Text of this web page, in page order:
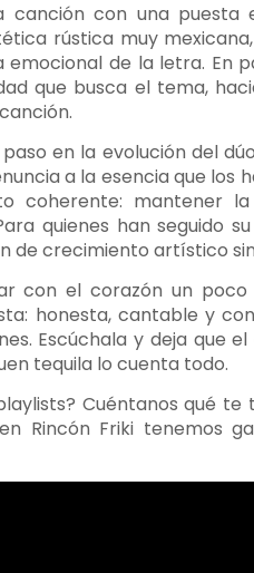
canción con una puesta
rústica muy
de la letra. En
que busca el tema,
en la evolución del
a la esencia que
coherente: mantener
quienes han seguido
de crecimiento artístico
con el corazón un
honesta, cantable y
Escúchala y deja que
tequila lo cuenta todo.
Cuéntanos qué
Rincón Friki tenemos